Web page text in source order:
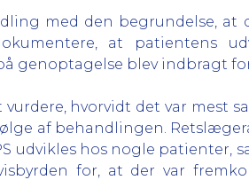
med den begrundelse, at
at patientens
genoptagelse blev indbragt
hvorvidt det var mest
af behandlingen.
udvikles hos nogle patienter,
for, at der var